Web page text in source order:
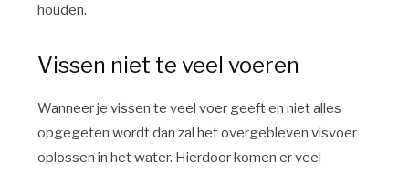
houden.
Vissen niet te veel voeren
Wanneer je vissen te veel voer geeft en niet alles
opgegeten wordt dan zal het overgebleven visvoer
oplossen in het water. Hierdoor komen er veel